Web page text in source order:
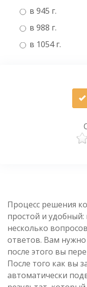
в 945 г.
в 988 г.
в 1054 г.
Процесс решения
простой и
несколько
ответов. Вам
после этого вы
После того как вы
автоматически